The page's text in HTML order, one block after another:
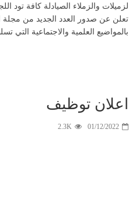
لزميلات والزملاء الصيادلة كافة تود
تعلن عن صدور العدد الجديد من مجلة
بالمواضيع العلمية والاجتماعية
اعلان توظيف
01/12/2022
2.3K